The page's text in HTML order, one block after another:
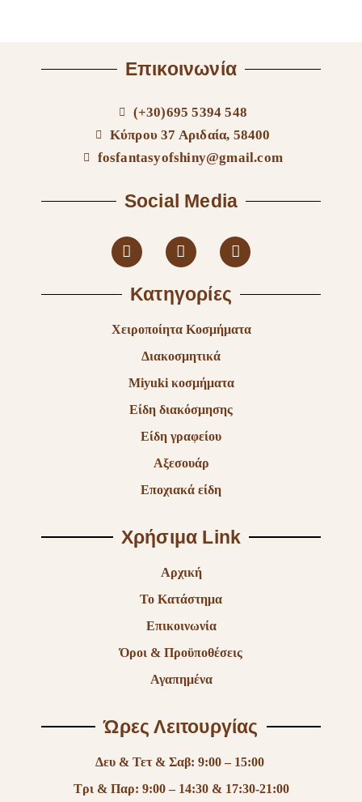
Επικοινωνία
(+30)695 5394 548
Κύπρου 37 Αριδαία, 58400
fosfantasyofshiny@gmail.com
Social Media
Κατηγορίες
Χειροποίητα Κοσμήματα
Διακοσμητικά
Miyuki κοσμήματα
Είδη διακόσμησης
Είδη γραφείου
Αξεσουάρ
Εποχιακά είδη
Χρήσιμα Link
Αρχική
Το Κατάστημα
Επικοινωνία
Όροι & Προϋποθέσεις
Αγαπημένα
Ώρες Λειτουργίας
Δευ & Τετ & Σαβ: 9:00 – 15:00
Τρι & Παρ: 9:00 – 14:30 & 17:30-21:00